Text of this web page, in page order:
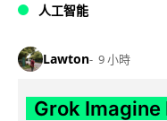
人工智能
Lawton 9 小時
Grok Imagine